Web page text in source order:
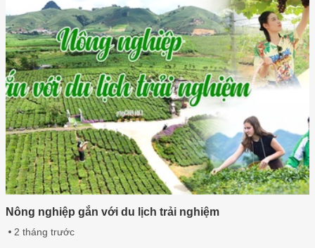
Nông nghiệp gắn với du lịch trải nghiệm
2 tháng trước